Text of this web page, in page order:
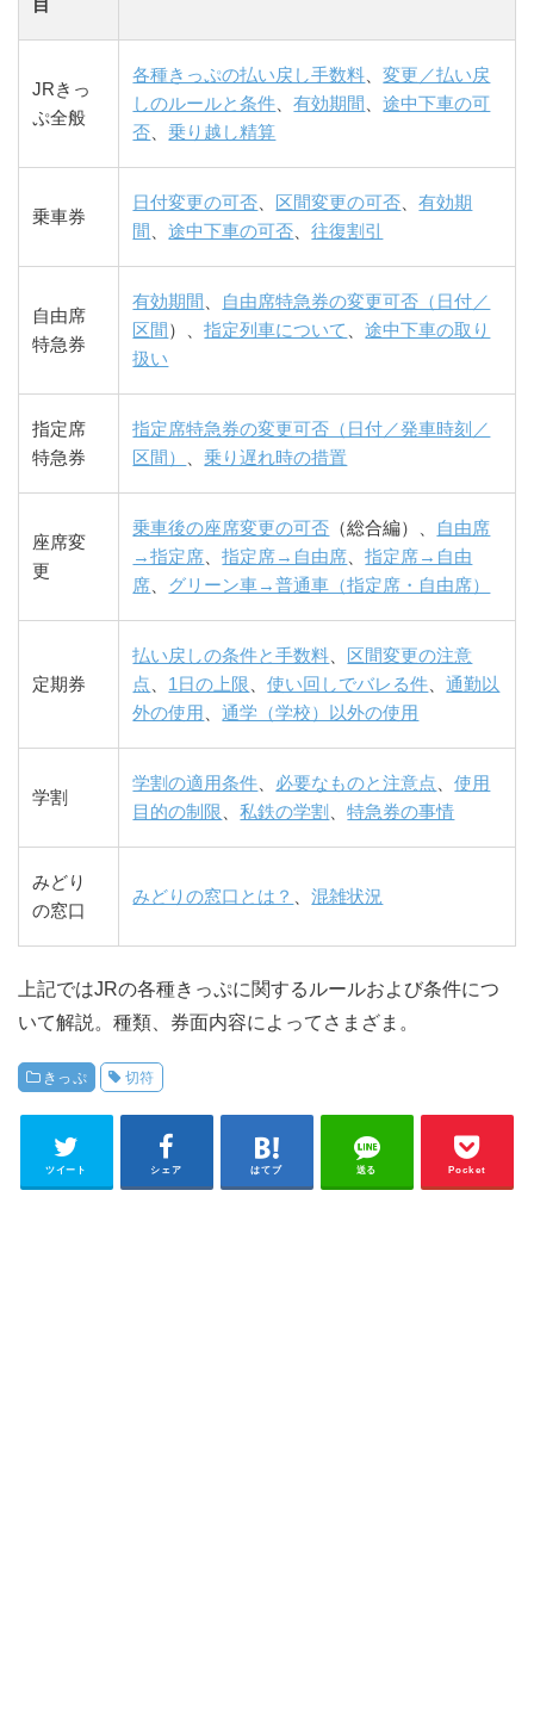
目
JRきっ
ぷ全般
各種きっぷの払い戻し手数料 、変更／払い戻
しのルールと条件 、有効期間 、途中下車の可
否 、乗り越し精算
乗車券
日付変更の可否 区間変更の可否 、有効期
間 、途中下車の可否 、往復割引
自由席
特急券
有効期間
自由席特急券の変更可否（日付／
区間）、指定列車について 、途中下車の取り
扱い
指定席
特急券
指定席特急券の変更可否（日付／発車時刻／
区間）
、乗り遅れ時の措置
座席変
更
乗車後の座席変更の可否 （総合編）、 自由席
→指定席 、指定席→自由席 、指定席→自由
席
グリーン車→普通車（指定席・自由席）
定期券
払い戻しの条件と手数料
区間変更の注意
点
1日の上限 、使い回しでバレる件 、通勤以
外の使用
、通学（学校）以外の使用
学割
学割の適用条件 必要なものと注意点 、使用
目的の制限 、私鉄の学割 、特急券の事情
みどり
の窓口
みどりの窓口とは？ 、混雑状況
上記ではJRの各種きっぷに関するルールおよび条件につ
いて解説。種類、券面内容によってさまざま。
きっぷ 切符
ツイート シェア はてブ 送る Pocket